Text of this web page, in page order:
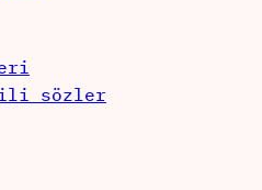
sözler